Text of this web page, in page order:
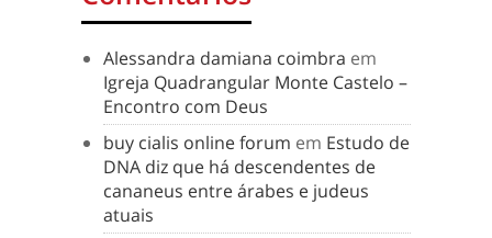
Alessandra damiana coimbra em
Igreja Quadrangular Monte Castelo –
Encontro com Deus
buy cialis online forum em Estudo de
DNA diz que há descendentes de
cananeus entre árabes e judeus
atuais